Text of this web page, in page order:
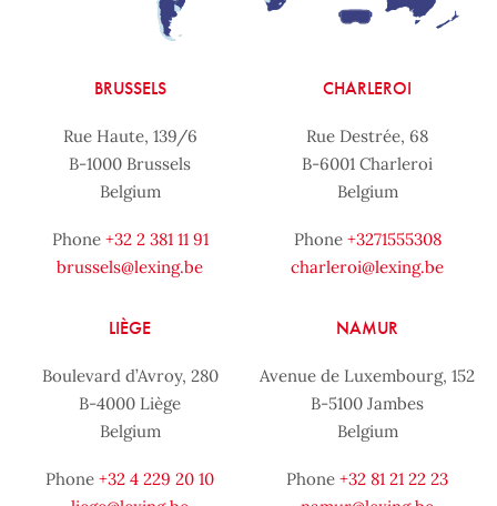
BRUSSELS
Rue Haute, 139/6
B-1000 Brussels
Belgium
Phone +32 2 381 11 91
brussels@lexing.be
CHARLEROI
Rue Destrée, 68
B-6001 Charleroi
Belgium
Phone +3271555308
charleroi@lexing.be
LIÈGE
Boulevard d’Avroy, 280
B-4000 Liège
Belgium
Phone +32 4 229 20 10
NAMUR
Avenue de Luxembourg, 152
B-5100 Jambes
Belgium
Phone +32 81 21 22 23